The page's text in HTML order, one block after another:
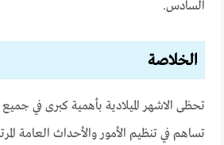
السادس.
الخلاصة
تحظى الاشهر الميلادية بأهمية كبرى في
تساهم في تنظيم الأمور والأحداث العامة